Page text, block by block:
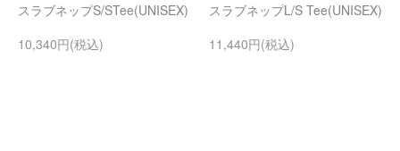
スラブネップS/STee(UNISEX)
10,340円(税込)
スラブネップL/S Tee(UNISEX)
11,440円(税込)